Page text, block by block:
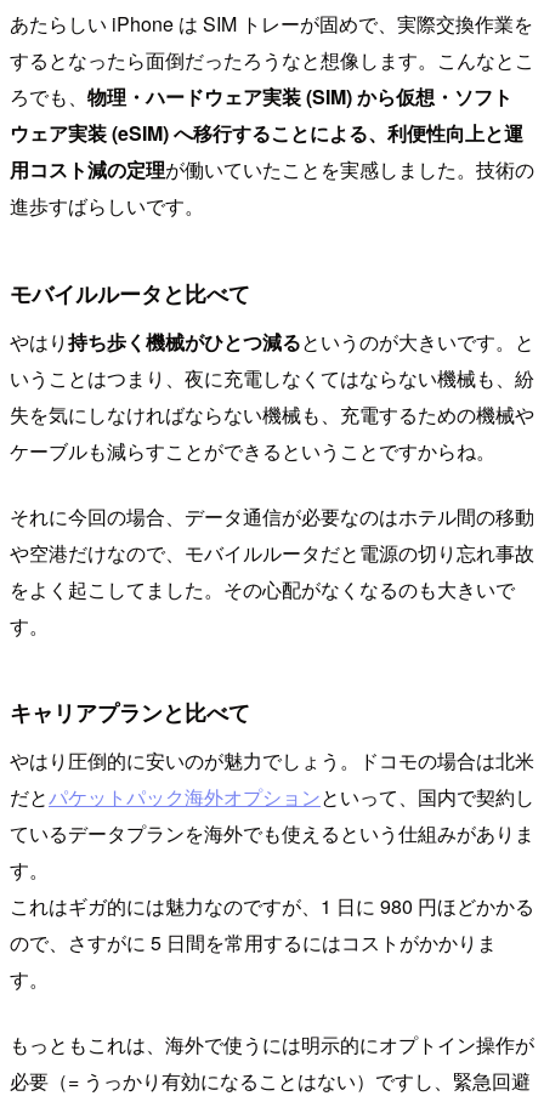
あたらしい iPhone は SIM トレーが固めで、実際交換作業を
するとなったら面倒だったろうなと想像します。こんなとこ
ろでも、 物理・ハードウェア実装 (SIM) から仮想・ソフト
ウェア実装 (eSIM) へ移行することによる、利便性向上と運
用コスト減の定理が働いていたことを実感しました。技術の
進歩すばらしいです。
モバイルルータと比べて
やはり持ち歩く機械がひとつ減るというのが大きいです。と
いうことはつまり、夜に充電しなくてはならない機械も、紛
失を気にしなければならない機械も、充電するための機械や
ケーブルも減らすことができるということですからね。
それに今回の場合、データ通信が必要なのはホテル間の移動
や空港だけなので、モバイルルータだと電源の切り忘れ事故
をよく起こしてました。その心配がなくなるのも大きいで
す。
キャリアプランと比べて
やはり圧倒的に安いのが魅力でしょう。ドコモの場合は北米
だとパケットパック海外オプションといって、国内で契約し
ているデータプランを海外でも使えるという仕組みがありま
す。
これはギガ的には魅力なのですが、1 日に 980 円ほどかかる
ので、さすがに 5 日間を常用するにはコストがかかりま
す。
もっともこれは、海外で使うには明示的にオプトイン操作が
必要（= うっかり有効になることはない）ですし、緊急回避